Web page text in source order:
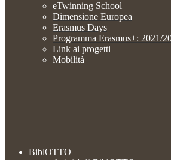
eTwinning School
Dimensione Europea
Erasmus Days
Programma Erasmus+: 2021/
Link ai progetti
Mobilità
BiblOTTO